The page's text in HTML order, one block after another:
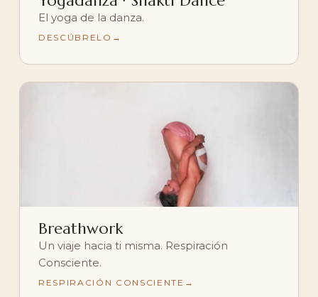
El yoga de la danza.
DESCÚBRELO
Breathwork
Un viaje hacia ti misma. Respiración
Consciente.
RESPIRACIÓN CONSCIENTE